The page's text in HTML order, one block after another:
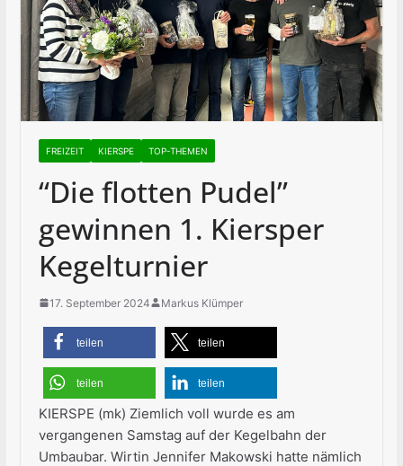
FREIZEIT KIERSPE TOP-THEMEN
“Die flotten Pudel”
gewinnen 1. Kiersper
Kegelturnier
17. September 2024 Markus Klümper
teilen teilen
teilen teilen
KIERSPE (mk) Ziemlich voll wurde es am
vergangenen Samstag auf der Kegelbahn der
Umbaubar. Wirtin Jennifer Makowski hatte nämlich